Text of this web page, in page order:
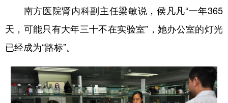
南方医院肾内科副主任梁敏说，侯凡凡“一年365
天，可能只有大年三十不在实验室”，她办公室的灯光
已经成为“路标”。